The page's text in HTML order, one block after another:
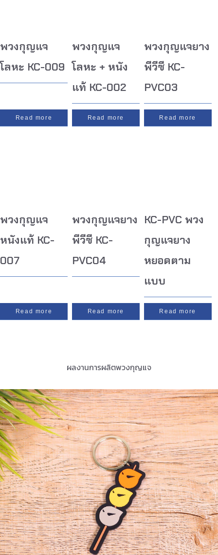
พวงกุญแจ
โลหะ KC-009
Read more
พวงกุญแจ
โลหะ + หนัง
แท้ KC-002
Read more
พวงกุญแจยาง
พีวีซี KC-
PVC03
Read more
พวงกุญแจ
หนังแท้ KC-
007
Read more
พวงกุญแจยาง
พีวีซี KC-
PVC04
Read more
KC-PVC พวง
กุญแจยาง
หยอดตาม
แบบ
Read more
ผลงานการผลิตพวงกุญแจ